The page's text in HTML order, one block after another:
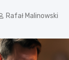
Rafał Malinowski